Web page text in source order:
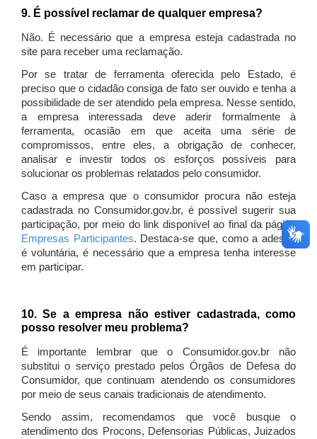
9. É possível reclamar de qualquer empresa?
Não. É necessário que a empresa esteja cadastrada no
site para receber uma reclamação.
Por se tratar de ferramenta oferecida pelo Estado, é
preciso que o cidadão consiga de fato ser ouvido e tenha a
possibilidade de ser atendido pela empresa. Nesse sentido,
a empresa interessada deve aderir formalmente à
ferramenta, ocasião em que aceita uma série de
compromissos, entre eles, a obrigação de conhecer,
analisar e investir todos os esforços possíveis para
solucionar os problemas relatados pelo consumidor.
Caso a empresa que o consumidor procura não esteja
cadastrada no Consumidor.gov.br, é possível sugerir sua
participação, por meio do link disponível ao final da página
Empresas Participantes. Destaca-se que, como a adesão
é voluntária, é necessário que a empresa tenha interesse
em participar.
10. Se a empresa não estiver cadastrada, como
posso resolver meu problema?
É importante lembrar que o Consumidor.gov.br não
substitui o serviço prestado pelos Órgãos de Defesa do
Consumidor, que continuam atendendo os consumidores
por meio de seus canais tradicionais de atendimento.
Sendo assim, recomendamos que você busque o
atendimento dos Procons, Defensorias Públicas, Juizados